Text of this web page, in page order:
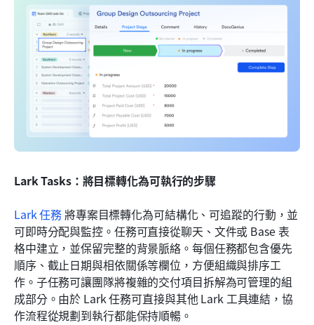
Lark Tasks：將目標轉化為可執行的步驟
Lark 任務 將專案目標轉化為可結構化、可追蹤的行動，並
可即時分配與監控。任務可直接從聊天、文件或 Base 表
格中建立，並保留完整的背景脈絡。每個任務都包含優先
順序、截止日期與相依關係等欄位，方便組織與排序工
作。子任務可讓團隊將複雜的交付項目拆解為可管理的組
成部分。由於 Lark 任務可直接與其他 Lark 工具連結，協
作流程從規劃到執行都能保持順暢。